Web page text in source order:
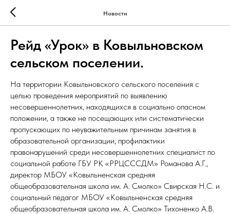
Новости
Рейд «Урок» в Ковыльновском
сельском поселении.
На территории Ковыльновского сельского поселения с
целью проведения мероприятий по выявлению
несовершеннолетних, находящихся в социально опасном
положении, а также не посещающих или систематически
пропускающих по неуважительным причинам занятия в
образовательной организации, профилактики
правонарушений среди несовершеннолетних специалист по
социальной работе ГБУ РК «РРЦСССДМ» Романова А.Г.,
директор МБОУ «Ковыльненская средняя
общеобразовательная школа им. А. Смолко» Свирская Н.С. и
социальный педагог МБОУ «Ковыльненская средняя
общеобразовательная школа им. А. Смолко» Тихоненко А.В.